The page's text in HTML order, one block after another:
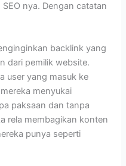
nya. Dengan catatan
backlink yang
dari pemilik website.
user yang masuk ke
menyukai
paksaan dan tanpa
rela membagikan konten
punya seperti